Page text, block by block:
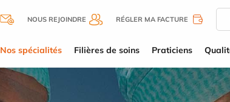
NOUS REJOINDRE RÉGLER MA FACTURE
Nos spécialités Filières de soins Praticiens